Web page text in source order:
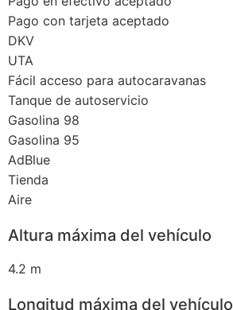
Pago con tarjeta aceptado
DKV
UTA
Fácil acceso para autocaravanas
Tanque de autoservicio
Gasolina 98
Gasolina 95
AdBlue
Tienda
Aire
Altura máxima del vehículo
4.2 m
Longitud máxima del vehículo